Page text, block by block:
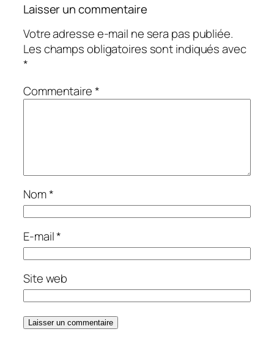
Laisser un commentaire
Votre adresse e-mail ne sera pas publiée.
Les champs obligatoires sont indiqués avec
*
Commentaire*
Nom*
E-mail*
Site web